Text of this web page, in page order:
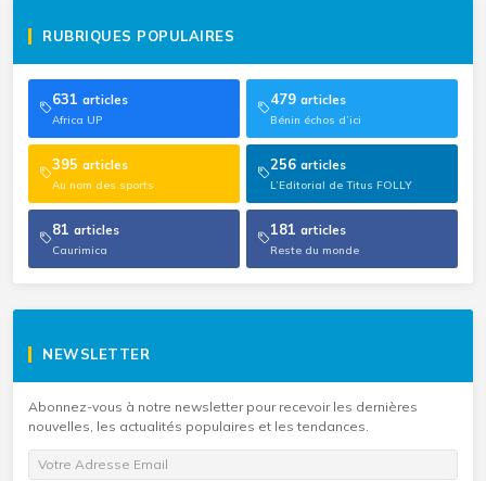
RUBRIQUES POPULAIRES
631 articles
Africa UP
479 articles
Bénin échos d’ici
395 articles
Au nom des sports
256 articles
L’Editorial de Titus FOLLY
81 articles
Caurimica
181 articles
Reste du monde
NEWSLETTER
Abonnez-vous à notre newsletter pour recevoir les dernières
nouvelles, les actualités populaires et les tendances.